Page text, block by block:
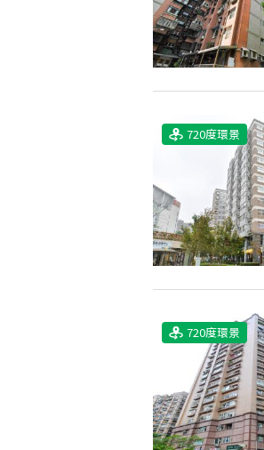
720度環景
720度環景